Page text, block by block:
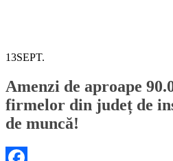
13SEPT.
Amenzi de aproape
firmelor din județ de
de muncă!